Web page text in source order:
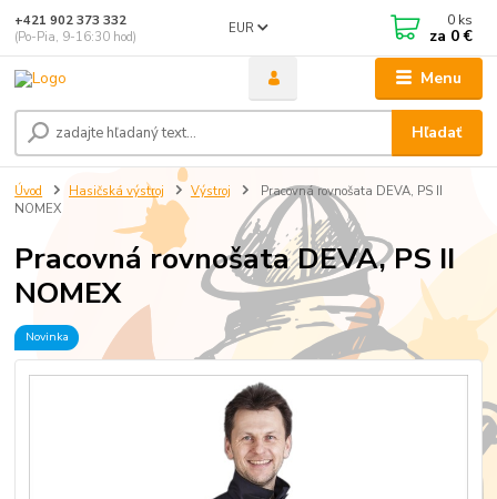
Menu
EUR
Hľadať
+421 902 373 332
(Po-Pia, 9-16:30 hod)
0 ks
za 0 €
Úvod Hasičská výstroj Výstroj
Pracovná rovnošata DEVA, PS II
NOMEX
Pracovná rovnošata DEVA, PS II
NOMEX
Novinka